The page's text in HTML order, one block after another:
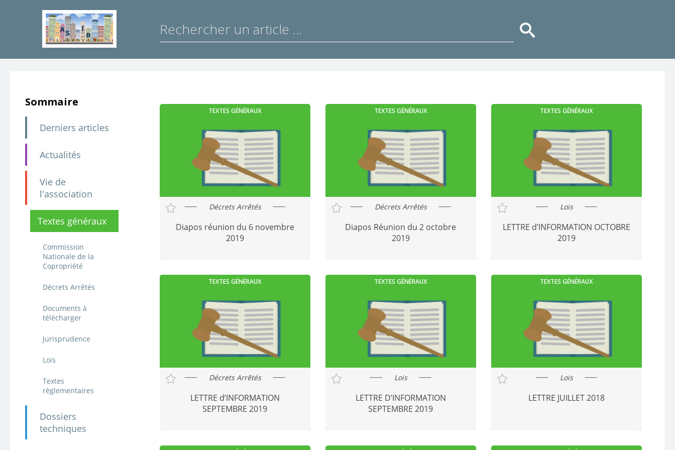
Sommaire
Derniers articles
Actualités
Vie de
l'association
Textes généraux
Commission
Nationale de la
Copropriété
Décrets Arrêtés
Documents à
télécharger
Jurisprudence
Lois
Textes
règlementaires
Dossiers
techniques
TEXTES GÉNÉRAUX
Décrets Arrêtés
Diapos réunion du 6 novembre
2019
TEXTES GÉNÉRAUX
Décrets Arrêtés
Diapos Réunion du 2 octobre
2019
TEXTES GÉNÉRAUX
Lois
LETTRE d’INFORMATION OCTOBRE
2019
TEXTES GÉNÉRAUX
Décrets Arrêtés
LETTRE d’INFORMATION
SEPTEMBRE 2019
TEXTES GÉNÉRAUX
Lois
LETTRE D’INFORMATION
SEPTEMBRE 2019
TEXTES GÉNÉRAUX
Lois
LETTRE JUILLET 2018